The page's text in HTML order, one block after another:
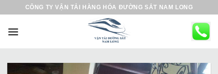
CÔNG TY VẬN TẢI HÀNG HÓA ĐƯỜNG SẮT NAM LONG